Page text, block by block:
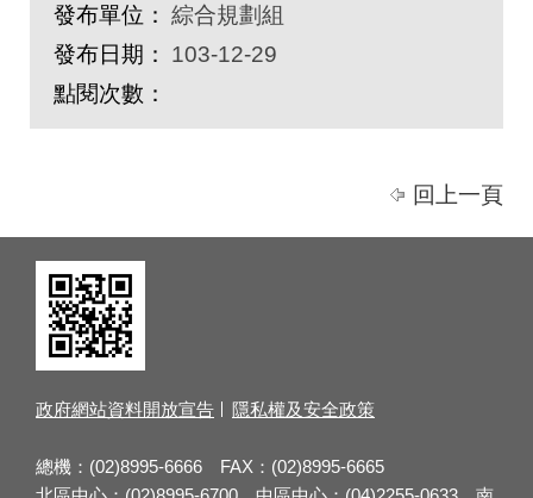
發布單位： 綜合規劃組
發布日期：
103-12-29
點閱次數：
回上一頁
政府網站資料開放宣告 隱私權及安全政策
總機：(02)8995-6666 FAX：(02)8995-6665